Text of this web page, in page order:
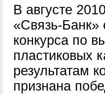
В августе
«Связь-Банк»
конкурса по
пластиковых
результатам
признана